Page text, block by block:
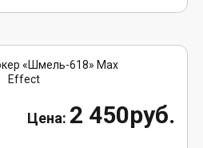
2 450руб.